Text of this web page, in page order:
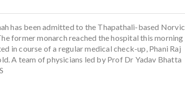
has been admitted to the Thapathali-based Norvic
former monarch reached the hospital this morning
in course of a regular medical check-up, Phani Raj
A team of physicians led by Prof Dr Yadav Bhatta